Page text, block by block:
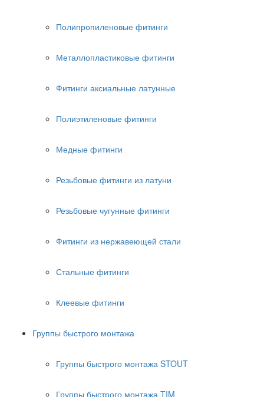
Полипропиленовые фитинги
Металлопластиковые фитинги
Фитинги аксиальные латунные
Полиэтиленовые фитинги
Медные фитинги
Резьбовые фитинги из латуни
Резьбовые чугунные фитинги
Фитинги из нержавеющей стали
Стальные фитинги
Клеевые фитинги
Группы быстрого монтажа
Группы быстрого монтажа STOUT
Группы быстрого монтажа TIM